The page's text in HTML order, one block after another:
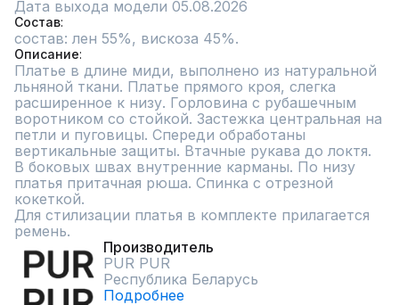
Дата выхода модели 05.08.2026
Состав
состав: лен 55%, вискоза 45%.
Описание
Платье в длине миди, выполнено из натуральной
льняной ткани. Платье прямого кроя, слегка
расширенное к низу. Горловина с рубашечным
воротником со стойкой. Застежка центральная на
петли и пуговицы. Спереди обработаны
вертикальные защиты. Втачные рукава до локтя.
В боковых швах внутренние карманы. По низу
платья притачная рюша. Спинка с отрезной
кокеткой.
Для стилизации платья в комплекте прилагается
ремень.
Производитель
PUR PUR
Республика Беларусь
Подробнее